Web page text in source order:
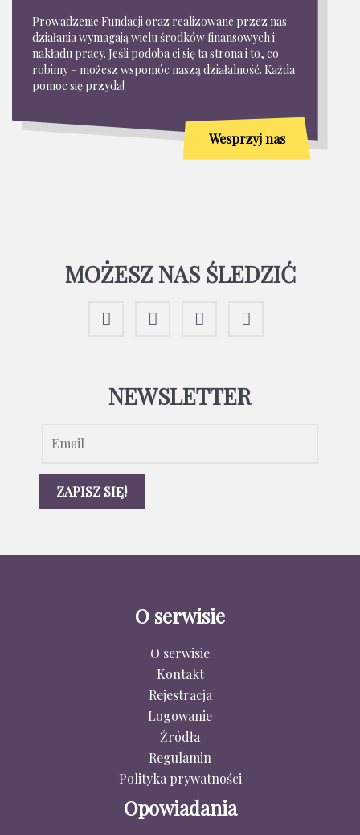
Prowadzenie Fundacji oraz realizowane przez nas
działania wymagają wielu środków finansowych i
nakładu pracy. Jeśli podoba ci się ta strona i to, co
robimy – możesz wspomóc naszą działalność. Każda
pomoc się przyda!
Wesprzyj nas
MOŻESZ NAS ŚLEDZIĆ
NEWSLETTER
O serwisie
O serwisie
Kontakt
Rejestracja
Logowanie
Źródła
Regulamin
Polityka prywatności
Opowiadania